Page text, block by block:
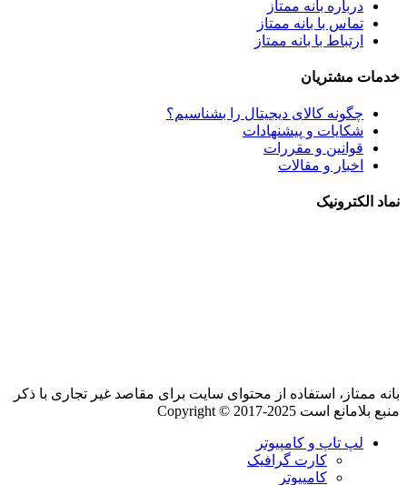
درباره بانه ممتاز
تماس با بانه ممتاز
ارتباط با بانه ممتاز
خدمات مشتریان
چگونه کالای دیجیتال را بشناسیم؟
شکایات و پیشنهادات
قوانین و مقررات
اخبار و مقالات
نماد الکترونیک
بانه ممتاز، استفاده از محتوای سایت برای مقاصد غیر تجاری با ذکر
منبع بلامانع است Copyright © 2017-2025
لپ تاپ و کامپیوتر
کارت گرافیک
کامپیوتر